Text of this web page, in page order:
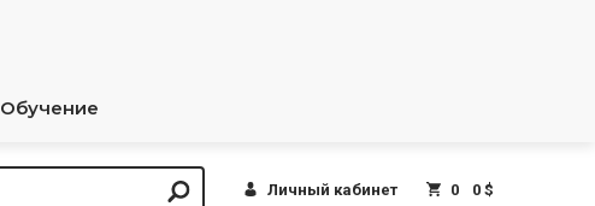
Обучение
Личный кабинет 0 0 $